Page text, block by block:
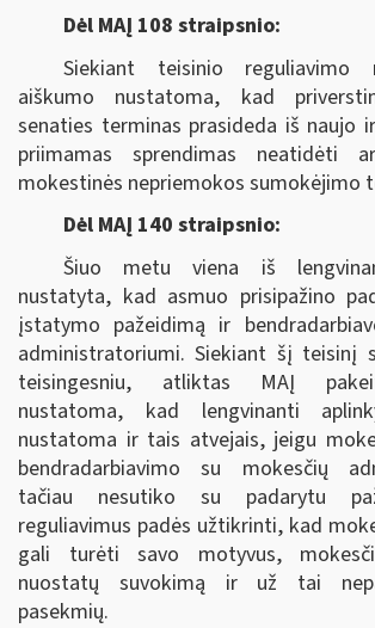
Dėl MAĮ 108 straipsnio:
Siekiant teisinio reguliavimo
aiškumo nustatoma, kad
senaties terminas prasideda iš naujo
priimamas sprendimas neatidėti
mokestinės nepriemokos sumokėjimo
Dėl MAĮ 140 straipsnio:
Šiuo metu viena iš
nustatyta, kad asmuo prisipažino
įstatymo pažeidimą ir
administratoriumi. Siekiant šį teisinį
teisingesniu, atliktas MAĮ
nustatoma, kad lengvinanti
nustatoma ir tais atvejais, jeigu
bendradarbiavimo su mokesčių
tačiau nesutiko su padarytu
reguliavimus padės užtikrinti, kad
gali turėti savo motyvus,
nuostatų suvokimą ir už tai
pasekmių.